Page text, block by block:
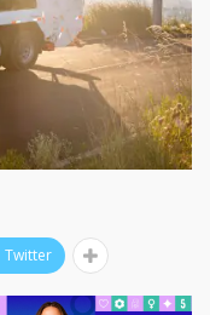
Twitter